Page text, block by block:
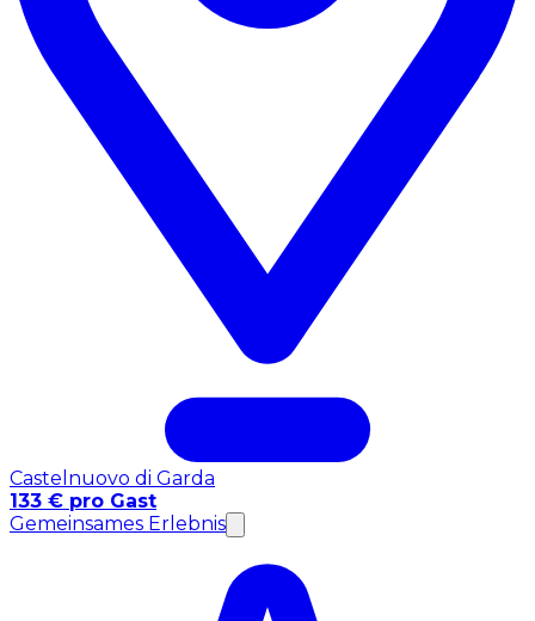
Castelnuovo di Garda
133 € pro Gast
Gemeinsames Erlebnis